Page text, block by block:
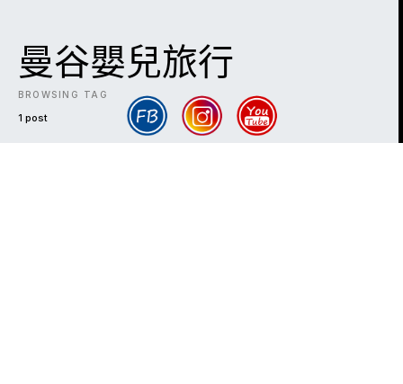
曼谷嬰兒旅行
BROWSING TAG
1 post